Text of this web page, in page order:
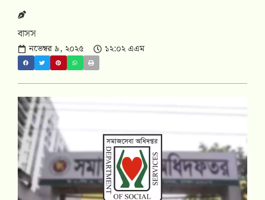
বাসস
নভেম্বর ৯, ২০২৫ ১২:০২ এএম